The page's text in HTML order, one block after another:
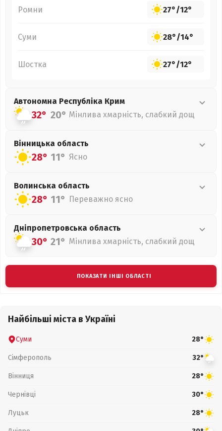
Ромни 27°/12°
Суми 28°/14°
Шостка 27°/12°
Автономна Республіка Крим
32° 20° Мінлива хмарність, слабкий дощ
Вінницька область
28° 11° Ясно
Волинська область
28° 11° Переважно ясно
Дніпропетровська область
30° 21° Мінлива хмарність, слабкий дощ
ПОКАЗАТИ ІНШІ ОБЛАСТІ
Найбільші міста в Україні
Суми 28°
Сімферополь 32°
Вінниця 28°
Чернівці 30°
Луцьк 28°